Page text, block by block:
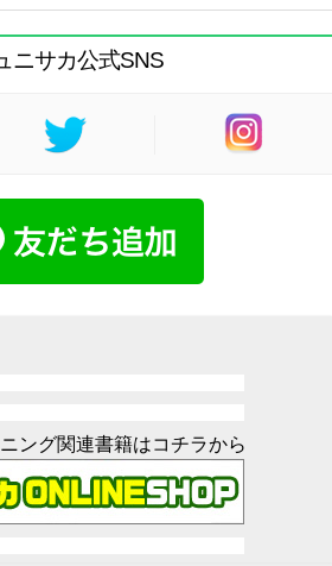
ニサカ公式SNS
ング関連書籍はコチラから